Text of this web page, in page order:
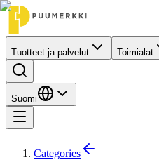
Tuotteet ja palvelut Toimialat
Suomi
Categories